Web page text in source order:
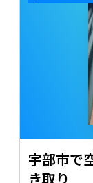
宇部市で
き取り